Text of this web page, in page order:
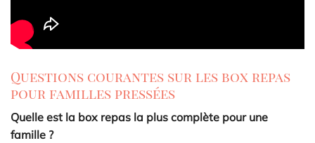
Questions courantes sur les box repas
pour familles pressées
Quelle est la box repas la plus complète pour une
famille ?